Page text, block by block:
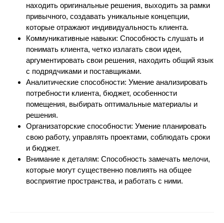
находить оригинальные решения, выходить за рамки
привычного, создавать уникальные концепции,
которые отражают индивидуальность клиента.
Коммуникативные навыки: Способность слушать и
понимать клиента, четко излагать свои идеи,
аргументировать свои решения, находить общий язык
с подрядчиками и поставщиками.
Аналитические способности: Умение анализировать
потребности клиента, бюджет, особенности
помещения, выбирать оптимальные материалы и
решения.
Организаторские способности: Умение планировать
свою работу, управлять проектами, соблюдать сроки
и бюджет.
Внимание к деталям: Способность замечать мелочи,
которые могут существенно повлиять на общее
восприятие пространства, и работать с ними.